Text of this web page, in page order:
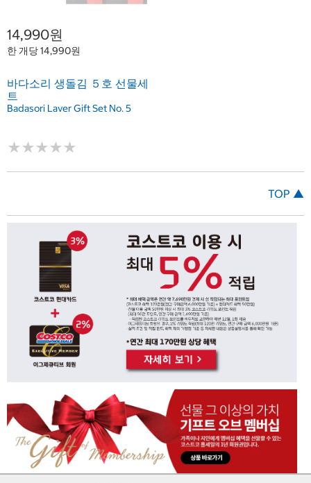
14,990원
한 개당 14,990원
바다소리 생돌김 ５호 선물세
트
Badasori Laver Gift Set No. 5
★★★★★
★★★★★
TOP ▲